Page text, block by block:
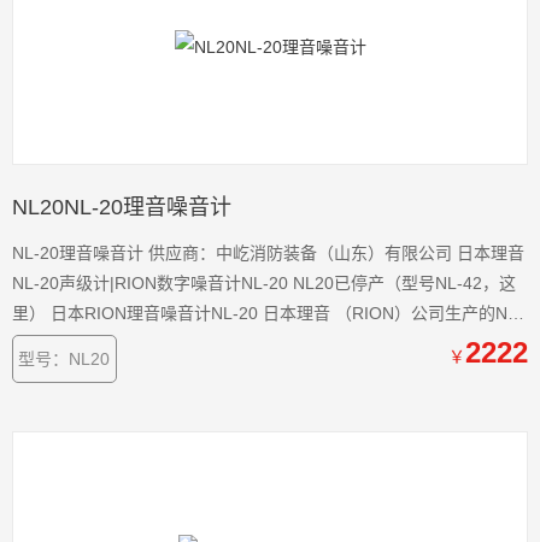
NL20NL-20理音噪音计
NL-20理音噪音计 供应商：中屹消防装备（山东）有限公司 日本理音
NL-20声级计|RION数字噪音计NL-20 NL20已停产（型号NL-42，这
里） 日本RION理音噪音计NL-20 日本理音 （RION）公司生产的NL-
20声级计， 该仪器重 400 克，可测 Lp 、 Leq 、 Le 、 Lmax 、
Lmin 、 L N 等参数，不仅符合当前 IEC
型号：NL20 ￥2222